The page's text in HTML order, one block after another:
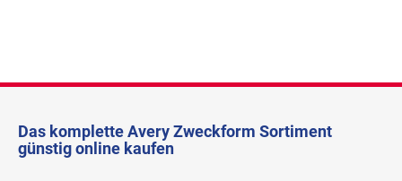
Das komplette Avery Zweckform Sortiment
günstig online kaufen